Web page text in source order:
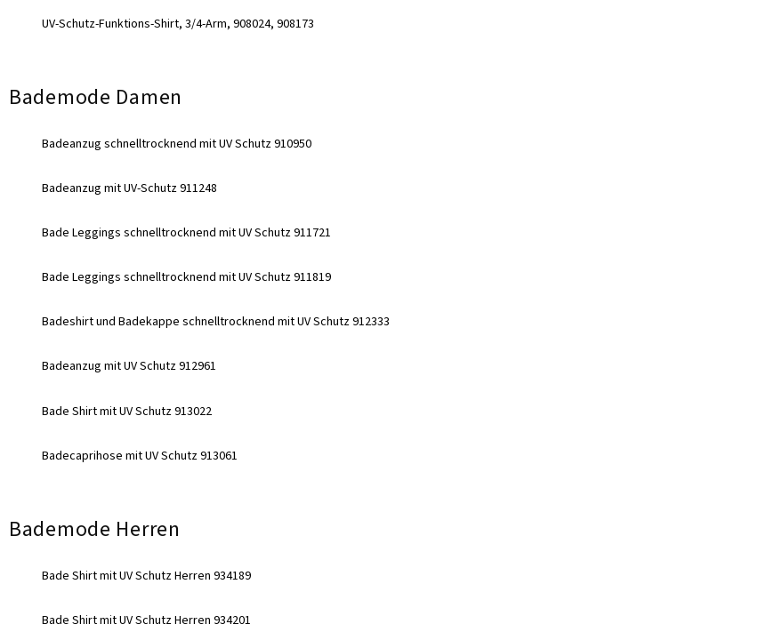
UV-Schutz-Funktions-Shirt, 3/4-Arm, 908024, 908173
Bademode Damen
Badeanzug schnelltrocknend mit UV Schutz 910950
Badeanzug mit UV-Schutz 911248
Bade Leggings schnelltrocknend mit UV Schutz 911721
Bade Leggings schnelltrocknend mit UV Schutz 911819
Badeshirt und Badekappe schnelltrocknend mit UV Schutz 912333
Badeanzug mit UV Schutz 912961
Bade Shirt mit UV Schutz 913022
Badecaprihose mit UV Schutz 913061
Bademode Herren
Bade Shirt mit UV Schutz Herren 934189
Bade Shirt mit UV Schutz Herren 934201